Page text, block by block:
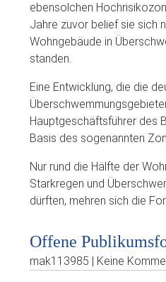
ebensolchen
Jahre zuvor belief sie sich
Wohngebäude in
standen.
Eine Entwicklung, die die
Hauptgeschäftsführer des
Basis des sogenannten
Nur rund die Hälfte der
Starkregen und
dürften, mehren sich die
Offene
mak113985 | Keine